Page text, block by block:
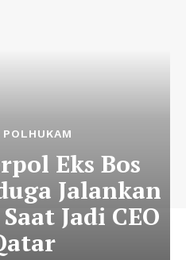
POLHUKAM
Eks Bos
Jalankan
Jadi CEO